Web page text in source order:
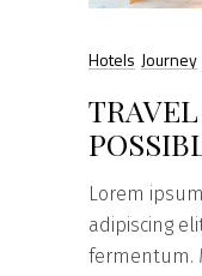
Hotels Journey
Lorem
adipiscing
fermentum.